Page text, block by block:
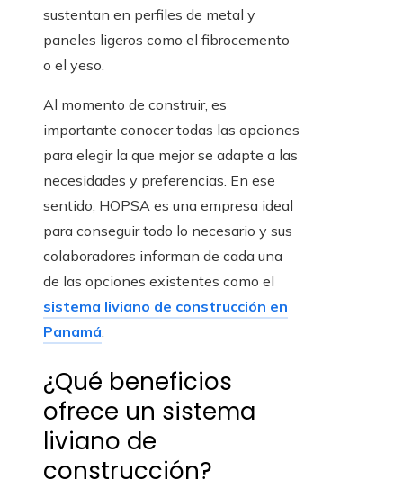
sustentan en perfiles de metal y
paneles ligeros como el fibrocemento
o el yeso.
Al momento de construir, es
importante conocer todas las opciones
para elegir la que mejor se adapte a las
necesidades y preferencias. En ese
sentido, HOPSA es una empresa ideal
para conseguir todo lo necesario y sus
colaboradores informan de cada una
de las opciones existentes como el
sistema liviano de construcción en
Panamá.
¿Qué beneficios
ofrece un sistema
liviano de
construcción?